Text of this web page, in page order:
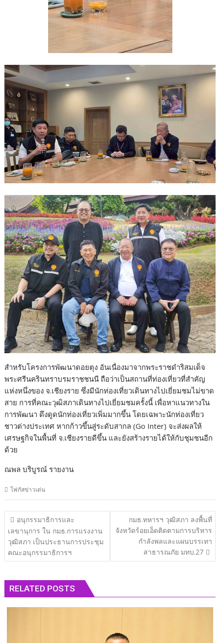
สำหรับโครงการพัฒนาดอยตุง อันเนื่องมาจากพระราชดำริสมเด็จ
พระศรีนครินทราบรมราชชนนี ถือว่าเป็นสถานที่ท่องเที่ยวที่สำคัญ
แห่งหนึ่งของ จ.เชียงราย ซึ่งมีนักท่องเที่ยวเดินทางไปเยี่ยมชมไม่ขาด
สาย การที่คณะวุฒิสภาเดินทางไปเยี่ยมชมครั้งนี้ เพื่อหาแนวทางใน
การพัฒนา ดึงดูดนักท่องเที่ยวเพิ่มมากขึ้น โดยเฉพาะนักท่องเที่ยว
ชาวต่างประเทศ หากก้าวขึ้นสู่ระดับสากล (Go Inter) จะส่งผลให้
เศรษฐกิจในพื้นที่ จ.เชียงรายดีขึ้น และยังสร้างรายได้ให้กับชุมชนอีก
ด้วย
ณพล บริบูรณ์ รายงาน
โฟกัสข่าวเด่น
แนะแนว
เรื่อง
อนุกรรมาธิการและ
เลขานุการ ใน กมธ.การแรงงาน
วุฒิสภา เป็นประธานการประชุม
คณะอนุกรรมาธิการฯ
กมธ.ทหารฯ วุฒิสภา ลงพื้นที่
จังหวัดร้อยเอ็ดติดตามการบริหาร
กำลังพลและแผนบรรเทา
สาธารณภัย มทบ.27
RELATED POSTS